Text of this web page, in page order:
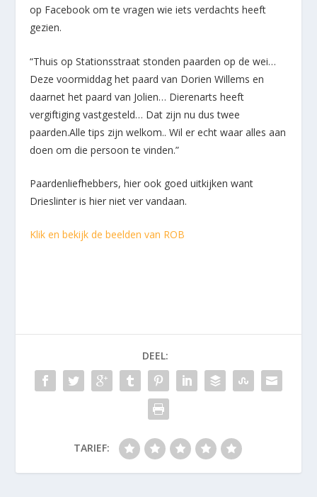
op Facebook om te vragen wie iets verdachts heeft
gezien.
“Thuis op Stationsstraat stonden paarden op de wei…
Deze voormiddag het paard van Dorien Willems en
daarnet het paard van Jolien… Dierenarts heeft
vergiftiging vastgesteld… Dat zijn nu dus twee
paarden.Alle tips zijn welkom.. Wil er echt waar alles aan
doen om die persoon te vinden.”
Paardenliefhebbers, hier ook goed uitkijken want
Drieslinter is hier niet ver vandaan.
Klik en bekijk de beelden van ROB
DEEL:
TARIEF: